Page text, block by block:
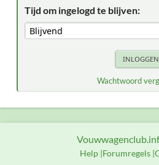
Tijd om ingelogd te blijven:
Wachtwoord
Help Forumregels